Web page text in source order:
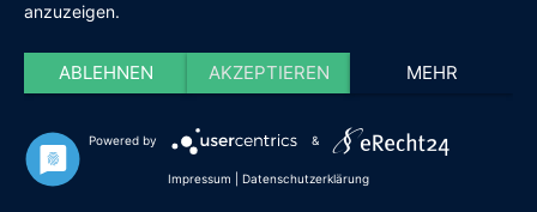
anzuzeigen.
ABLEHNEN AKZEPTIEREN MEHR
Powered by &
Impressum Datenschutzerklärung